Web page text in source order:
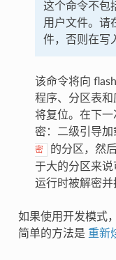
这个命令不包
用户文件。请
件，否则在写
该命令将向
程序、分区表
将复位。在下
密：二级引导
密
的分区，然
于大的分区来
运行时被解密并
如果使用开发模式
简单的方法是 重新